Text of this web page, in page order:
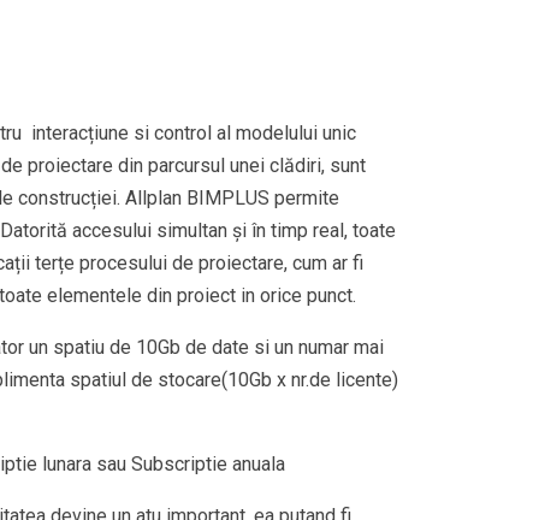
interacțiune si control al modelului unic
proiectare din parcursul unei clădiri, sunt
construcției. Allplan BIMPLUS permite
accesului simultan și în timp real, toate
terțe procesului de proiectare, cum ar fi
elementele din proiect in orice punct.
un spatiu de 10Gb de date si un numar mai
spatiul de stocare(10Gb x nr.de licente)
lunara sau Subscriptie anuala